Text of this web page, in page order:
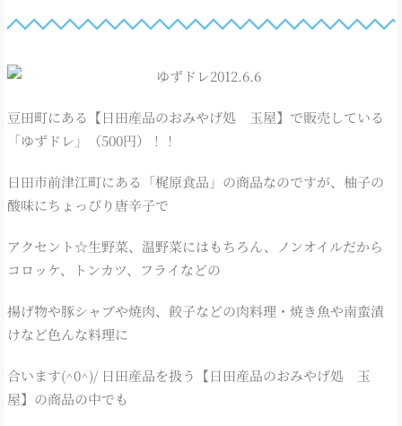
豆田町にある【日田産品のおみやげ処 玉屋】で販売している
「ゆずドレ」（500円）！！
日田市前津江町にある「梶原食品」の商品なのですが、柚子の
酸味にちょっぴり唐辛子で
アクセント☆生野菜、温野菜にはもちろん、ノンオイルだから
コロッケ、トンカツ、フライなどの
揚げ物や豚シャブや焼肉、餃子などの肉料理・焼き魚や南蛮漬
けなど色んな料理に
合います(^0^)/ 日田産品を扱う【日田産品のおみやげ処 玉
屋】の商品の中でも